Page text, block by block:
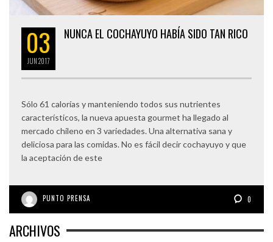
03
JUN2017
NUNCA EL COCHAYUYO HABÍA SIDO TAN RICO
Sólo 61 calorías y manteniendo todos sus nutrientes
característicos, la nueva apuesta gourmet ha llegado al
mercado chileno en 3 variedades. Una alternativa sana y
deliciosa para las comidas. No es fácil decir cochayuyo y que
la aceptación de este
PUNTO PRENSA 0
ARCHIVOS